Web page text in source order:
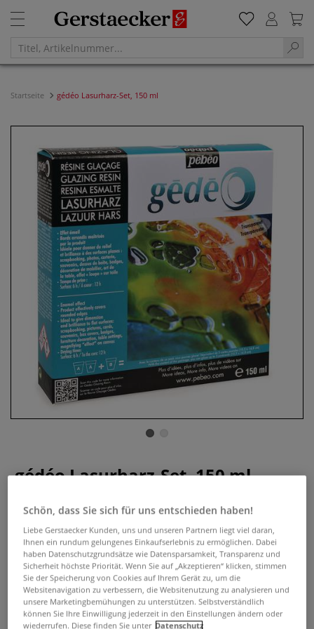
Startseite gédéo Lasurharz-Set, 150 ml
gédéo Lasurharz-Set, 150 ml
0 Bewertungen
gédéo Lasurharz (Überzugharz)– durchsichtiges, leicht zu
handhabender Harz, Das Zwei-Komponenten-Epoxidharz-
System (Harz und Härter) erzeugt feste Oberflächen
mitabgerundeten Kanten und einem Glaspasten-Effekt.
Mehr
Schön, dass Sie sich für uns entschieden haben!
Liebe Gerstaecker Kunden, uns und unseren Partnern liegt viel daran,
Ihnen ein rundum gelungenes Einkaufserlebnis zu ermöglichen. Dabei
haben Datenschutzgrundsätze wie Datensparsamkeit, Transparenz und
Sicherheit höchste Priorität. Wenn Sie auf „Akzeptieren“ klicken, stimmen
Sie der Speicherung von Cookies auf Ihrem Gerät zu, um die
Websitenavigation zu verbessern, die Websitenutzung zu analysieren und
unsere Marketingbemühungen zu unterstützen. Selbstverständlich
können Sie Ihre Einwilligung jederzeit in den Einstellungen ändern oder
wiederrufen. Diese finden Sie unter Datenschutz